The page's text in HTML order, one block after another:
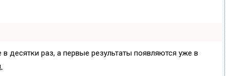
десятки раз, а первые результаты появляются уже в